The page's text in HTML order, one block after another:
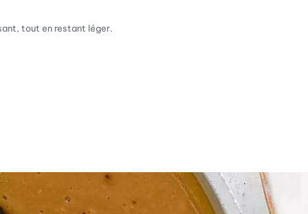
tout en restant léger.